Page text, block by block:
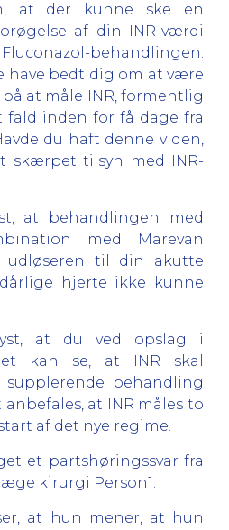
at der kunne ske en
af din INR-værdi
behandlingen.
have bedt dig om at være
at måle INR, formentlig
fald inden for få dage fra
du haft denne viden,
skærpet tilsyn med INR-
at behandlingen med
med Marevan
udløseren til din akutte
hjerte ikke kunne
at du ved opslag i
kan se, at INR skal
supplerende behandling
at INR måles to
af det nye regime.
et partshøringssvar fra
kirurgi Person1.
at hun mener, at hun